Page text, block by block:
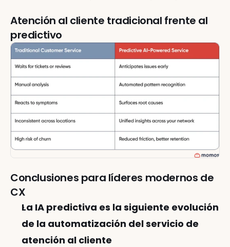
Atención al cliente tradicional frente al
predictivo
Conclusiones para líderes modernos de
CX
La IA predictiva es la siguiente evolución
de la automatización del servicio de
atención al cliente